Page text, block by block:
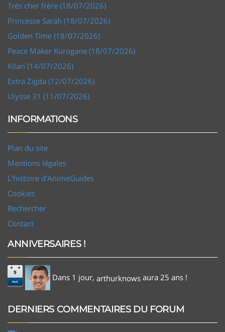
Très cher frère (18/07/2026)
Princesse Sarah (18/07/2026)
Golden Time (18/07/2026)
Peace Maker Kurogane (18/07/2026)
Kilari (14/07/2026)
Extra Zigda (12/07/2026)
Ulysse 31 (11/07/2026)
INFORMATIONS
Plan du site
Mentions légales
L'histoire d'AnimeGuides
Cookies
Rechercher
Contact
ANNIVERSAIRES !
9
Aoû Dans 1 jour, arthurknows aura 25 ans !
DERNIERS COMMENTAIRES DU FORUM